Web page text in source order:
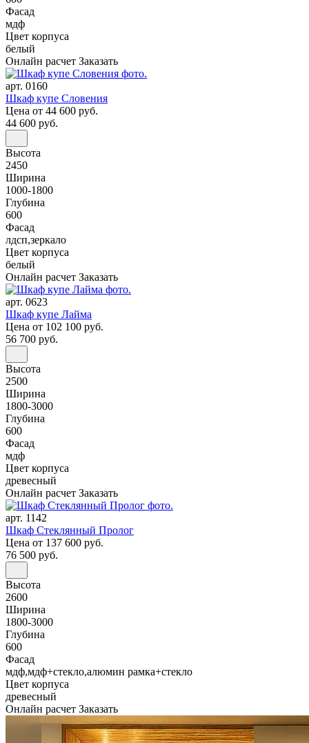
Фасад
мдф
Цвет корпуса
белый
Онлайн расчет Заказать
арт. 0160
Шкаф купе Словения
Цена от 44 600 руб.
44 600 руб.
Высота
2450
Ширина
1000-1800
Глубина
600
Фасад
лдсп,зеркало
Цвет корпуса
белый
Онлайн расчет Заказать
арт. 0623
Шкаф купе Лайма
Цена от 102 100 руб.
56 700 руб.
Высота
2500
Ширина
1800-3000
Глубина
600
Фасад
мдф
Цвет корпуса
древесный
Онлайн расчет Заказать
арт. 1142
Шкаф Стеклянный Пролог
Цена от 137 600 руб.
76 500 руб.
Высота
2600
Ширина
1800-3000
Глубина
600
Фасад
мдф,мдф+стекло,алюмин рамка+стекло
Цвет корпуса
древесный
Онлайн расчет Заказать